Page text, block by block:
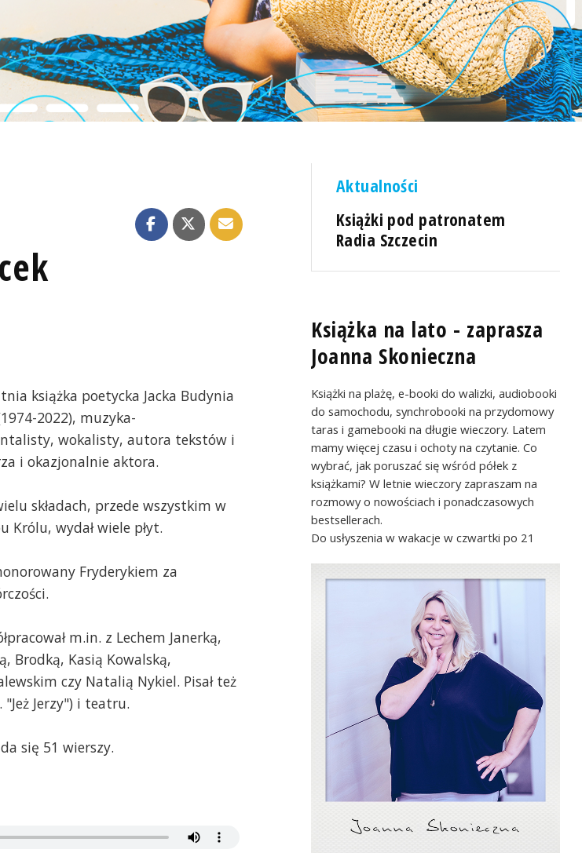
książka poetycka Jacka Budynia
2022), muzyka-
wokalisty, autora tekstów i
i okazjonalnie aktora.
składach, przede wszystkim w
Królu, wydał wiele płyt.
Fryderykiem za
m.in. z Lechem Janerką,
Brodką, Kasią Kowalską,
czy Natalią Nykiel. Pisał też
Jerzy") i teatru.
się 51 wierszy.
Aktualności
Książki pod patronatem
Radia Szczecin
Książka na lato - zaprasza
Joanna Skonieczna
Książki na plażę, e-booki do walizki, audiobooki
do samochodu, synchrobooki na przydomowy
taras i gamebooki na długie wieczory. Latem
mamy więcej czasu i ochoty na czytanie. Co
wybrać, jak poruszać się wśród półek z
książkami? W letnie wieczory zapraszam na
rozmowy o nowościach i ponadczasowych
bestsellerach.
Do usłyszenia w wakacje w czwartki po 21